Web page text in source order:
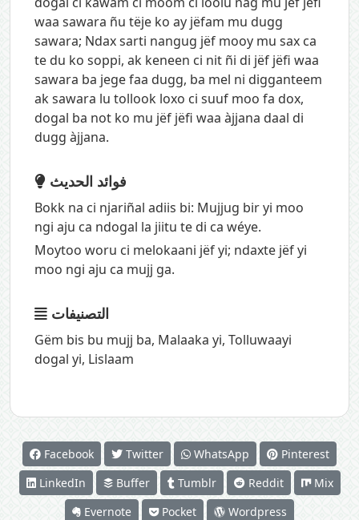
waa sawara ñu tëje ko ay jëfam mu dugg
sawara; Ndax sarti nangug jëf mooy mu sax ca
te du ko soppi, ak keneen ci nit ñi di jëf jëfi waa
sawara ba jege faa dugg, ba mel ni digganteem
ak sawara lu tollook loxo ci suuf moo fa dox,
dogal ba not ko mu jëf jëfi waa àjjana daal di
dugg àjjana.
فوائد الحديث
Bokk na ci njariñal adiis bi: Mujjug bir yi moo
ngi aju ca ndogal la jiitu te di ca wéye.
Moytoo woru ci melokaani jëf yi; ndaxte jëf yi
moo ngi aju ca mujj ga.
التصنيفات
Gëm bis bu mujj ba, Malaaka yi, Tolluwaayi
dogal yi, Lislaam
Facebook Twitter WhatsApp
Pinterest
LinkedIn
Buffer Tumblr Reddit
Mix
Evernote
Pocket Wordpress